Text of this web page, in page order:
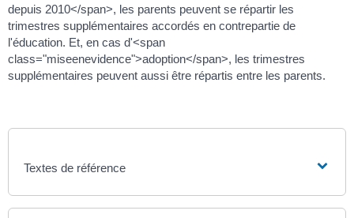
depuis 2010</span>, les parents peuvent se répartir les
trimestres supplémentaires accordés en contrepartie de
l'éducation. Et, en cas d'<span
class="miseenevidence">adoption</span>, les trimestres
supplémentaires peuvent aussi être répartis entre les parents.
Textes de référence